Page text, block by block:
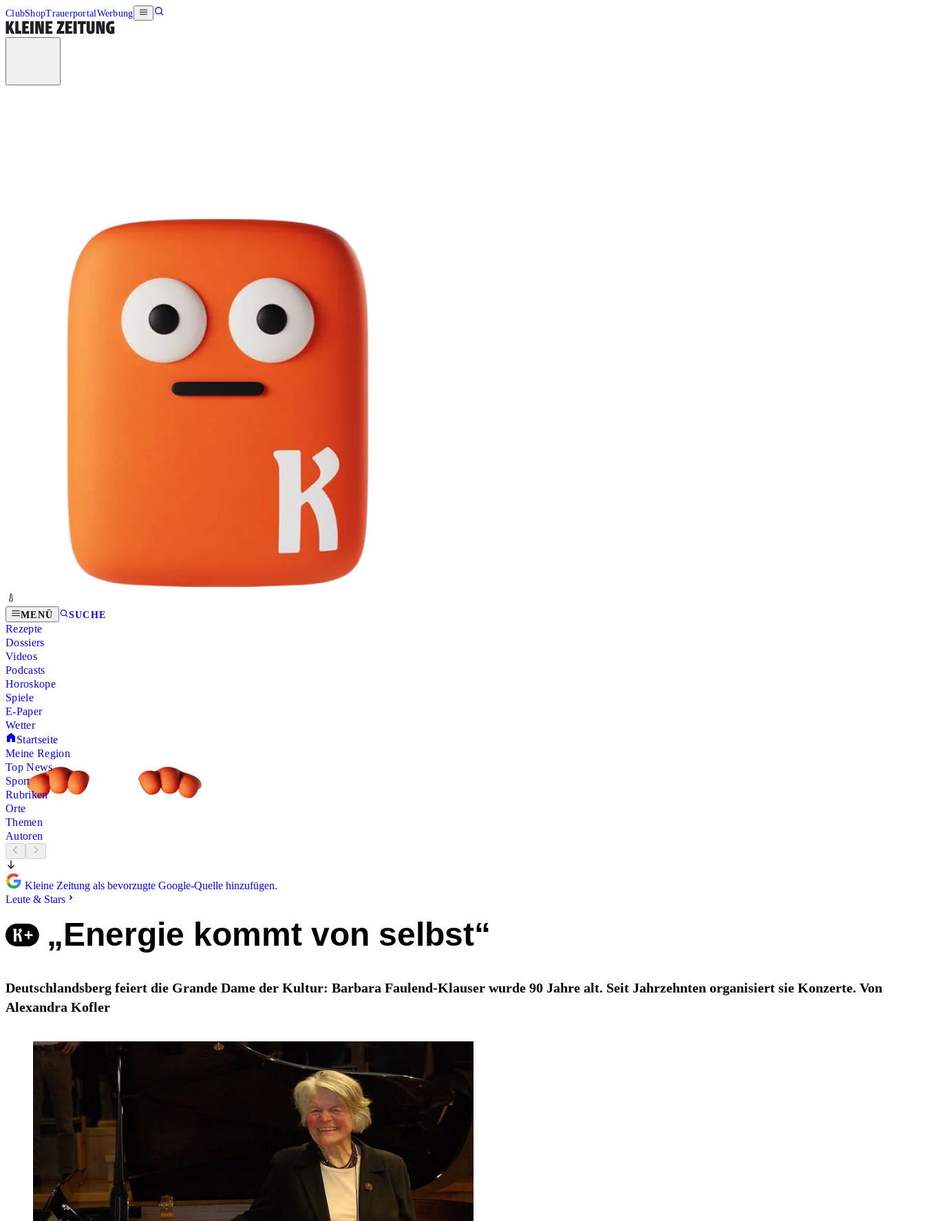
ClubShopTrauerportalWerbung
MENÜ SUCHE
Rezepte
Dossiers
Videos
Podcasts
Horoskope
Spiele
E-Paper
Wetter
Startseite
Meine Region
Top News
Sport
Rubriken
Orte
Themen
Autoren
Kleine Zeitung als bevorzugte Google-Quelle hinzufügen.
Leute & Stars
„Energie kommt von selbst“
Deutschlandsberg feiert die Grande Dame der Kultur: Barbara Faulend-Klauser wurde 90 Jahre alt. Seit Jahrzehnten organisiert sie Konzerte. Von
Alexandra Kofler